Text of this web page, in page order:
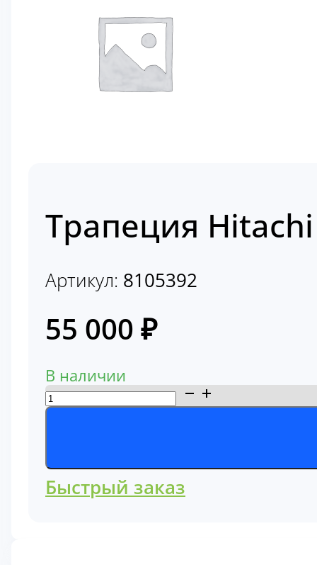
Трапеция
Артикул: 8105392
55 000 ₽
В наличии
Количество
товара
Hitachi
ZX330
Hitachi
Быстрый заказ